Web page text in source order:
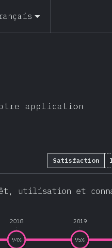
application
Satisfaction
utilisation et
2018 2019
94% 95%